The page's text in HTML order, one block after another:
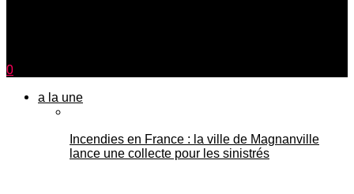
0
a la une
Incendies en France : la ville de Magnanville
lance une collecte pour les sinistrés